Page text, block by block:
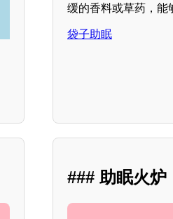
缓的香料或草药，能
袋子助眠
### 助眠火炉